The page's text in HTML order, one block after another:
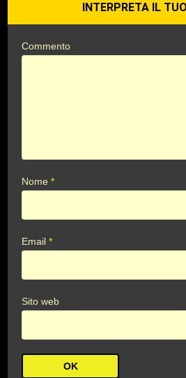
INTERPRETA IL
Commento
Nome*
Email*
Sito web